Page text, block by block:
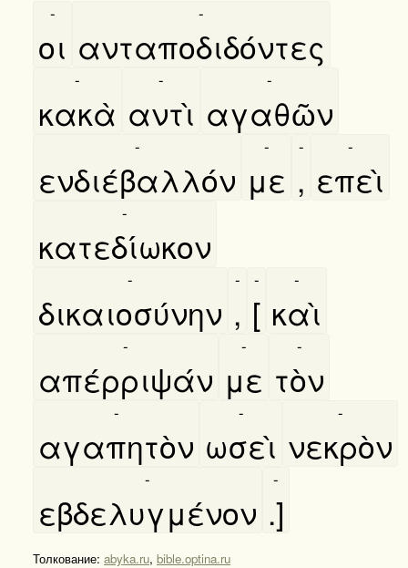
οι
-
ανταποδιδόντες
-
κακὰ
-
αντὶ
-
αγαθῶν
-
ενδιέβαλλόν
-
με
-
,
-
επεὶ
-
κατεδίωκον
-
δικαιοσύνην
-
,
-
[
-
καὶ
-
απέρριψάν
-
με
-
τὸν
-
αγαπητὸν
-
ωσεὶ
-
νεκρὸν
-
εβδελυγμένον
-
.]
-
Толкование: abyka.ru, bible.optina.ru